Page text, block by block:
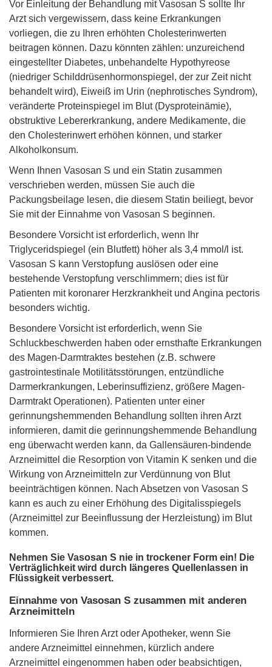
Vor Einleitung der Behandlung mit Vasosan S sollte Ihr
Arzt sich vergewissern, dass keine Erkrankungen
vorliegen, die zu Ihren erhöhten Cholesterinwerten
beitragen können. Dazu könnten zählen: unzureichend
eingestellter Diabetes, unbehandelte Hypothyreose
(niedriger Schilddrüsenhormonspiegel, der zur Zeit nicht
behandelt wird), Eiweiß im Urin (nephrotisches Syndrom),
veränderte Proteinspiegel im Blut (Dysproteinämie),
obstruktive Lebererkrankung, andere Medikamente, die
den Cholesterinwert erhöhen können, und starker
Alkoholkonsum.
Wenn Ihnen Vasosan S und ein Statin zusammen
verschrieben werden, müssen Sie auch die
Packungsbeilage lesen, die diesem Statin beiliegt, bevor
Sie mit der Einnahme von Vasosan S beginnen.
Besondere Vorsicht ist erforderlich, wenn Ihr
Triglyceridspiegel (ein Blutfett) höher als 3,4 mmol/l ist.
Vasosan S kann Verstopfung auslösen oder eine
bestehende Verstopfung verschlimmern; dies ist für
Patienten mit koronarer Herzkrankheit und Angina pectoris
besonders wichtig.
Besondere Vorsicht ist erforderlich, wenn Sie
Schluckbeschwerden haben oder ernsthafte Erkrankungen
des Magen-Darmtraktes bestehen (z.B. schwere
gastrointestinale Motilitätsstörungen, entzündliche
Darmerkrankungen, Leberinsuffizienz, größere Magen-
Darmtrakt Operationen). Patienten unter einer
gerinnungshemmenden Behandlung sollten ihren Arzt
informieren, damit die gerinnungshemmende Behandlung
eng überwacht werden kann, da Gallensäuren-bindende
Arzneimittel die Resorption von Vitamin K senken und die
Wirkung von Arzneimitteln zur Verdünnung von Blut
beeinträchtigen können. Nach Absetzen von Vasosan S
kann es auch zu einer Erhöhung des Digitalisspiegels
(Arzneimittel zur Beeinflussung der Herzleistung) im Blut
kommen.
Nehmen Sie Vasosan S nie in trockener Form ein! Die
Verträglichkeit wird durch längeres Quellenlassen in
Flüssigkeit verbessert.
Einnahme von Vasosan S zusammen mit anderen
Arzneimitteln
Informieren Sie Ihren Arzt oder Apotheker, wenn Sie
andere Arzneimittel einnehmen, kürzlich andere
Arzneimittel eingenommen haben oder beabsichtigen,